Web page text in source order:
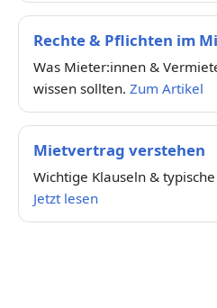
Rechte & Pflichten im
Was Mieter:innen &
wissen sollten. Zum Artikel
Mietvertrag verstehen
Wichtige Klauseln &
Jetzt lesen